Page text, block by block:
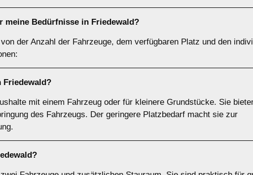
meine Bedürfnisse in Friedewald?
der Anzahl der Fahrzeuge, dem verfügbaren Platz und den
Friedewald?
mit einem Fahrzeug oder für kleinere Grundstücke. Sie
des Fahrzeugs. Der geringere Platzbedarf macht sie zur